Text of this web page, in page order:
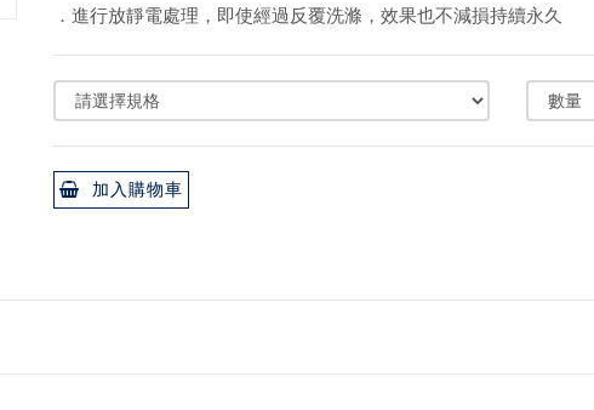
．進行放靜電處理，即使經過反覆洗滌，效果也不減損持續永久
加入購物車